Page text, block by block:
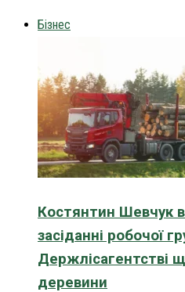
Бізнес
Костянтин Шевчук
засіданні робочої
Держлісагентстві
деревини